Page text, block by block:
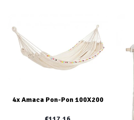
4x Amaca Pon-Pon 100X200